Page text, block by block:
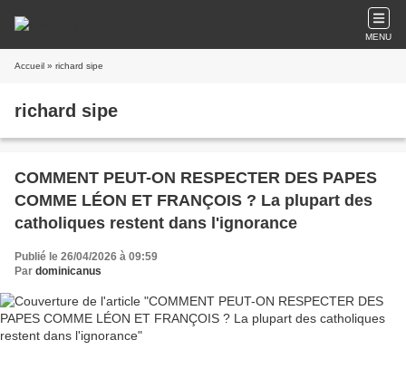
MENU
Accueil » richard sipe
richard sipe
COMMENT PEUT-ON RESPECTER DES PAPES
COMME LÉON ET FRANÇOIS ? La plupart des
catholiques restent dans l'ignorance
Publié le 26/04/2026 à 09:59
Par dominicanus